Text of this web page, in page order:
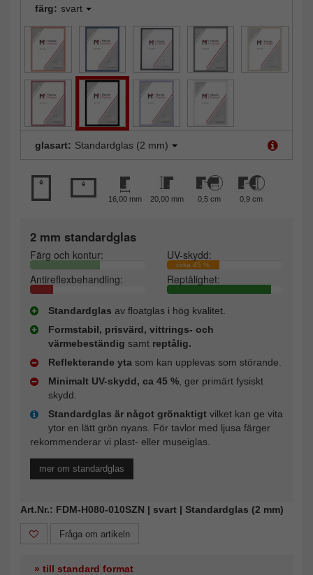
färg: svart
glasart: Standardglas (2 mm)
16,00 mm 20,00 mm 0,5 cm 0,9 cm
2 mm standardglas
Färg och kontur: UV-skydd:
cirka 45 %
Antireflexbehandling: Reptålighet:
Standardglas av floatglas i hög kvalitet.
Formstabil, prisvärd, vittrings- och
värmebeständig samt reptålig.
Reflekterande yta som kan upplevas som störande.
Minimalt UV-skydd, ca 45 % , ger primärt fysiskt
skydd.
Standardglas är något grönaktigt vilket kan ge vita
ytor en lätt grön nyans. För tavlor med ljusa färger
rekommenderar vi plast- eller museiglas.
mer om standardglas
Art.Nr.: FDM-H080-010SZN | svart | Standardglas (2 mm)
Fråga om artikeln
» till standard format